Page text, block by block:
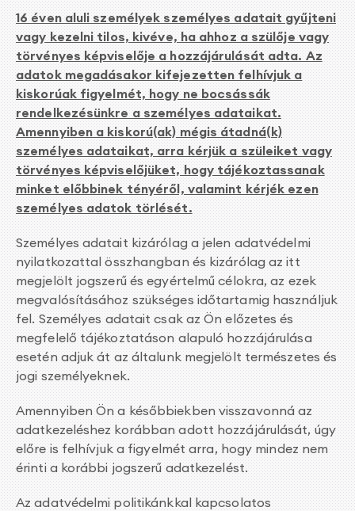
16 éven aluli személyek személyes adatait gyűjteni
vagy kezelni tilos, kivéve, ha ahhoz a szülője vagy
törvényes képviselője a hozzájárulását adta. Az
adatok megadásakor kifejezetten felhívjuk a
kiskorúak figyelmét, hogy ne bocsássák
rendelkezésünkre a személyes adataikat.
Amennyiben a kiskorú(ak) mégis átadná(k)
személyes adataikat, arra kérjük a szüleiket vagy
törvényes képviselőjüket, hogy tájékoztassanak
minket előbbinek tényéről, valamint kérjék ezen
személyes adatok törlését.
Személyes adatait kizárólag a jelen adatvédelmi
nyilatkozattal összhangban és kizárólag az itt
megjelölt jogszerű és egyértelmű célokra, az ezek
megvalósításához szükséges időtartamig használjuk
fel. Személyes adatait csak az Ön előzetes és
megfelelő tájékoztatáson alapuló hozzájárulása
esetén adjuk át az általunk megjelölt természetes és
jogi személyeknek.
Amennyiben Ön a későbbiekben visszavonná az
adatkezeléshez korábban adott hozzájárulását, úgy
előre is felhívjuk a figyelmét arra, hogy mindez nem
érinti a korábbi jogszerű adatkezelést.
Az adatvédelmi politikánkkal kapcsolatos